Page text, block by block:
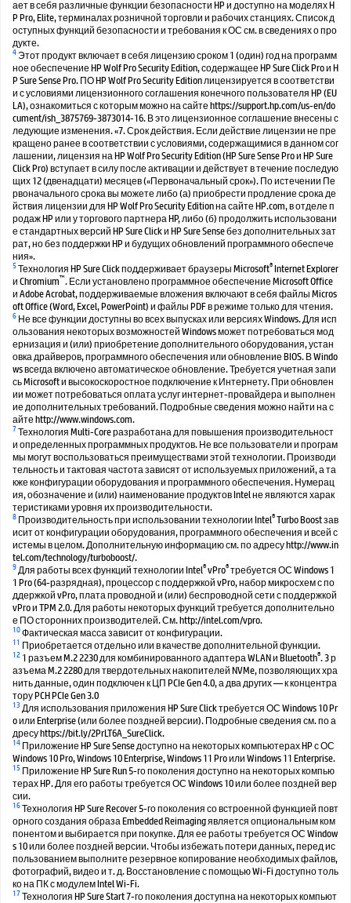
ает в себя различные функции безопасности HP и доступно на моделях H
P Pro, Elite, терминалах розничной торговли и рабочих станциях. Список д
оступных функций безопасности и требования к ОС см. в сведениях о про
дукте.
4Этот продукт включает в себя лицензию сроком 1 (один) год на программ
ное обеспечение HP Wolf Pro Security Edition, содержащее HP Sure Click Pro и H
P Sure Sense Pro. ПО HP Wolf Pro Security Edition лицензируется в соответстви
и с условиями лицензионного соглашения конечного пользователя HP (EU
LA), ознакомиться с которым можно на сайте https://support.hp.com/us-en/do
cument/ish_3875769-3873014-16. В это лицензионное соглашение внесены с
ледующие изменения. «7. Срок действия. Если действие лицензии не пре
кращено ранее в соответствии с условиями, содержащимися в данном сог
лашении, лицензия на HP Wolf Pro Security Edition (HP Sure Sense Pro и HP Sure
Click Pro) вступает в силу после активации и действует в течение последую
щих 12 (двенадцати) месяцев («Первоначальный срок»). По истечении Пе
рвоначального срока вы можете либо (а) приобрести продление срока де
йствия лицензии для HP Wolf Pro Security Edition на сайте HP.com, в отделе п
родаж HP или у торгового партнера HP, либо (б) продолжить использовани
е стандартных версий HP Sure Click и HP Sure Sense без дополнительных зат
рат, но без поддержки HP и будущих обновлений программного обеспече
ния».
5Технология HP Sure Click поддерживает браузеры Microsoft®Internet Explorer
и Chromium™. Если установлено программное обеспечение Microsoft Office
и Adobe Acrobat, поддерживаемые вложения включают в себя файлы Micros
oft Office (Word, Excel, PowerPoint) и файлы PDF в режиме только для чтения.
6 Не все функции доступны во всех выпусках или версиях Windows. Для исп
ользования некоторых возможностей Windows может потребоваться мод
ернизация и (или) приобретение дополнительного оборудования, устан
овка драйверов, программного обеспечения или обновление BIOS. В Windo
ws всегда включено автоматическое обновление. Требуется учетная запи
сь Microsoft и высокоскоростное подключение к Интернету. При обновлен
ии может потребоваться оплата услуг интернет-провайдера и выполнен
ие дополнительных требований. Подробные сведения можно найти на с
айте http://www.windows.com.
7Технология Multi-Core разработана для повышения производительност
и определенных программных продуктов. Не все пользователи и програм
мы могут воспользоваться преимуществами этой технологии. Производи
тельность и тактовая частота зависят от используемых приложений, а та
кже конфигурации оборудования и программного обеспечения. Нумерац
ия, обозначение и (или) наименование продуктов Intel не являются харак
теристиками уровня их производительности.
8 Производительность при использовании технологии Intel®Turbo Boost зав
исит от конфигурации оборудования, программного обеспечения и всей с
истемы в целом. Дополнительную информацию см. по адресу http://www.in
tel.com/technology/turboboost/.
9Для работы всех функций технологии Intel®vPro®требуется ОС Windows 1
1 Pro (64-разрядная), процессор с поддержкой vPro, набор микросхем с по
ддержкой vPro, плата проводной и (или) беспроводной сети с поддержкой
vPro и TPM 2.0. Для работы некоторых функций требуется дополнительно
е ПО сторонних производителей. См. http://intel.com/vpro.
10Фактическая масса зависит от конфигурации.
11 Приобретается отдельно или в качестве дополнительной функции.
12 1 разъем M.2 2230 для комбинированного адаптера WLAN и Bluetooth®️. 3 р
азъема M.2 2280 для твердотельных накопителей NVMe, позволяющих хра
нить данные, один подключен к ЦП PCIe Gen 4.0, а два других — к концентра
тору PCH PCIe Gen 3.0
13 Для использования приложения HP Sure Click требуется ОС Windows 10 Pr
o или Enterprise (или более поздней версии). Подробные сведения см. по а
дресу https://bit.ly/2PrLT6A_SureClick.
14 Приложение HP Sure Sense доступно на некоторых компьютерах HP с ОС
Windows 10 Pro, Windows 10 Enterprise, Windows 11 Pro или Windows 11 Enterprise.
15 Приложение HP Sure Run 5-го поколения доступно на некоторых компью
терах HP. Для его работы требуется ОС Windows 10 или более поздней вер
сии.
16Технология HP Sure Recover 5-го поколения со встроенной функцией повт
орного создания образа Embedded Reimaging является опциональным ком
понентом и выбирается при покупке. Для ее работы требуется ОС Window
s 10 или более поздней версии. Чтобы избежать потери данных, перед ис
пользованием выполните резервное копирование необходимых файлов,
фотографий, видео и т. д. Восстановление с помощью Wi-Fi доступно толь
ко на ПК с модулем Intel Wi-Fi.
17Технология HP Sure Start 7-го поколения доступна на некоторых компьют